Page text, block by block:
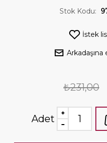
Stok Kodu:
İstek
₺231,00
Adet